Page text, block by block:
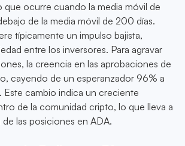
ocurre cuando la media móvil de
de la media móvil de 200 días.
típicamente un impulso bajista,
entre los inversores. Para agravar
la creencia en las aprobaciones de
cayendo de un esperanzador 96% a
cambio indica un creciente
de la comunidad cripto, lo que lleva a
las posiciones en ADA.